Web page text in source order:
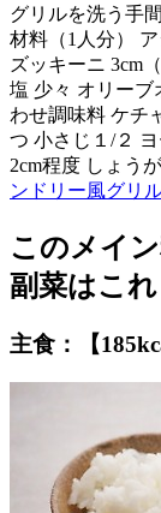
グリルを洗う手
材料（1人分）
ズッキーニ 3cm
塩 少々 オリーブ
わせ調味料 ケチ
つ 小さじ１/２
2cm程度 しょう
ンドリー風グリ
このメイ
副菜はこれ
主食：【